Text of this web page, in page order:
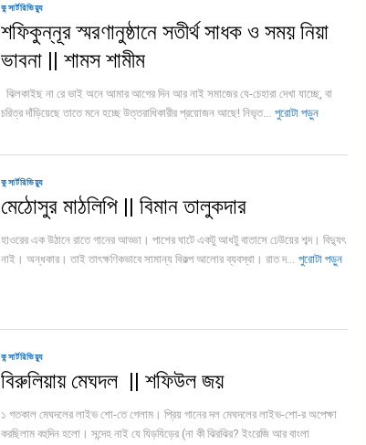
কন্সার্টরিভিয়্যু
শফিকুন্নূর স্মরণানুষ্ঠানে সতীর্থ সাধক ও সময় নিয়া
ভাবনা || শামস শামীম
ঝিলকাইছ না রে ভাই অনে আমার আগের দিন আর নাই সমাজের যে-চেহারা দেখা যাচ্ছে, বা
চরিত্র দাঁড়িয়েছে তাতে মনে হচ্ছে উত্তরাধিকারীর প্রয়োজন আছে! নিভৃত... পুরোটা পড়ুন
কন্সার্টরিভিয়্যু
মেঠোসুর মাঠলিপি || বিমান তালুকদার
হাওরের এক উঠানে রাতে গানের আড্ডা। পাশের ঘাটে একটু আধটু বাতাসে ঢেউয়ের শব্দ। বিদ্যুৎ
নাই। অন্ধকার। তাই তাৎক্ষণিকভাবে সামান্য বিকল্প আলোর ব্যবস্থা। রাত দ... পুরোটা পড়ুন
কন্সার্টরিভিয়্যু
বিরুলিয়ায় মেঘদল || শফিউল জয়
১ গতকাল মেঘদলের লাইভ শো-তে গেলাম। প্রিয় গানের দল মেঘদলের লাইভ-শো-র অপেক্ষা
করছিলাম বহুদিন হলো। সন্দেহ নাই যে যিড়যিড়ের (না কী ঝিরঝির? ইংরেজি আর বাংলা